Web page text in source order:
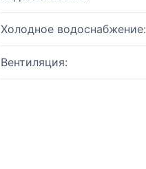
Холодное водоснабжение:
Вентиляция: